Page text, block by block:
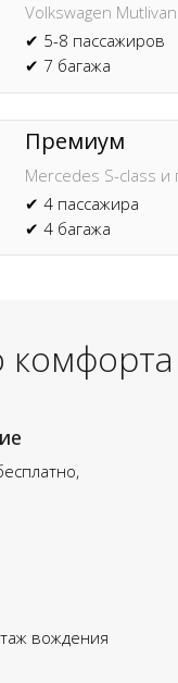
Volkswagen
✔ 5-8 пассажиров
✔ 7 багажа
Премиум
Mercedes S-class
✔ 4 пассажира
✔ 4 багажа
вождения
комфорта